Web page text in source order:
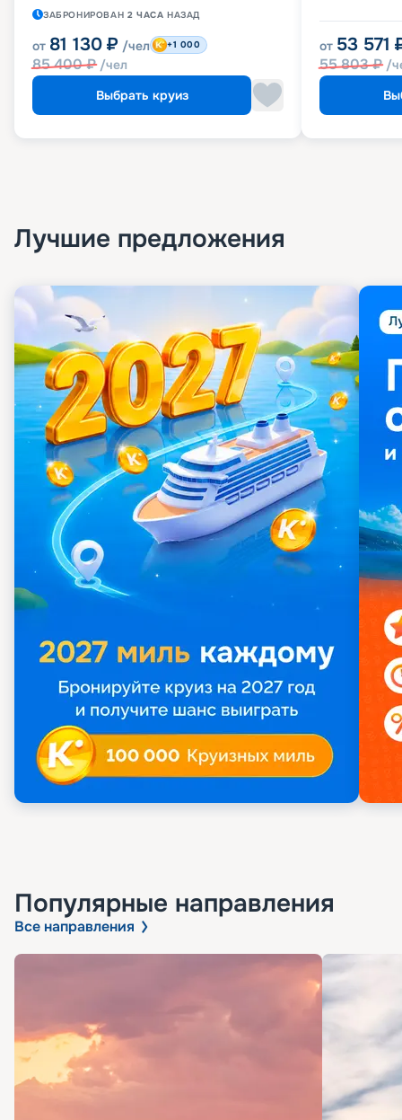
ЗАБРОНИРОВАН 2 ЧАСА НАЗАД
от 81 130 ₽ /чел
85 400₽ /чел
+1 000
Выбрать круиз
от 53 571
55 803₽ /
Лучшие предложения
Популярные направления
Все направления